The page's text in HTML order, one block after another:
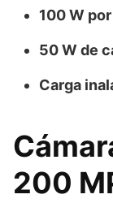
100 W
50 W de
Carga
200